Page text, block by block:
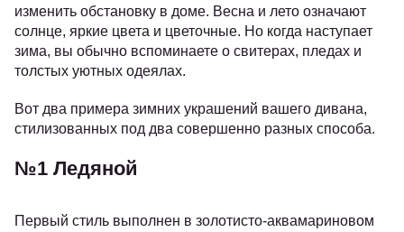
изменить обстановку в доме. Весна и лето означают
солнце, яркие цвета и цветочные. Но когда наступает
зима, вы обычно вспоминаете о свитерах, пледах и
толстых уютных одеялах.
Вот два примера зимних украшений вашего дивана,
стилизованных под два совершенно разных способа.
№1 Ледяной
Первый стиль выполнен в золотисто-аквамариновом